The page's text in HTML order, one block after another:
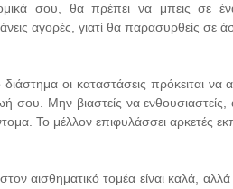
σου, θα πρέπει να μπεις σε
αγορές, γιατί θα παρασυρθείς σε
οι καταστάσεις πρόκειται να
σου. Μην βιαστείς να
Το μέλλον επιφυλάσσει αρκετές
αισθηματικό τομέα είναι καλά,